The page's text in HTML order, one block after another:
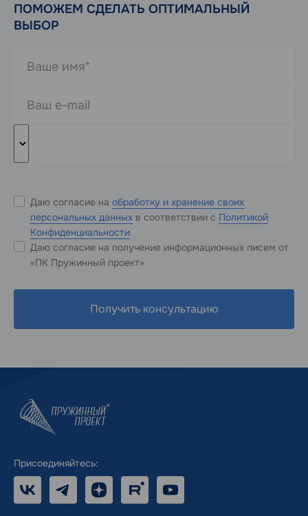
ПОМОЖЕМ СДЕЛАТЬ ОПТИМАЛЬНЫЙ
ВЫБОР
Даю согласие на обработку и хранение своих
персональных данных в соответствии с Политикой
Конфиденциальности
Даю согласие на получение информационных писем от
«ПК Пружинный проект»
Получить консультацию
Присоединяйтесь:
Telegram Дзен RUTUBE